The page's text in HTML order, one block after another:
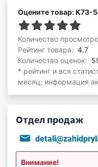
Оцените товар: К73-
Количество
Рейтинг товара: 4.7
Количество оценок:
* рейтинг и вся
месяц; информация
Отдел продаж
Внимание!